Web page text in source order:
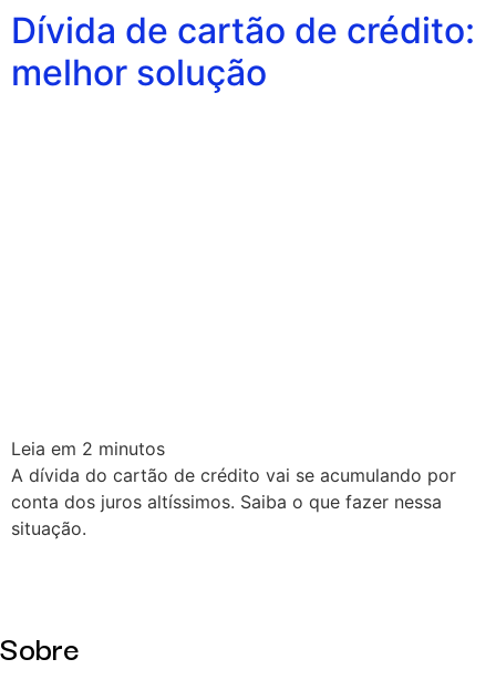
Dívida de cartão de crédito:
melhor solução
Leia em 2 minutos
A dívida do cartão de crédito vai se acumulando por
conta dos juros altíssimos. Saiba o que fazer nessa
situação.
Sobre